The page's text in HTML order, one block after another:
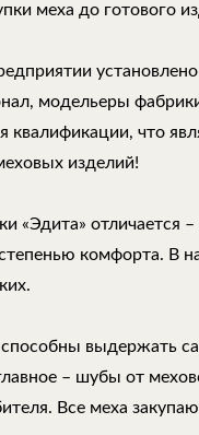
меха до готового
модельеры
квалификации, что
изделий!
«Эдита» отличается
комфорта. В
выдержать
– шубы от
Все меха